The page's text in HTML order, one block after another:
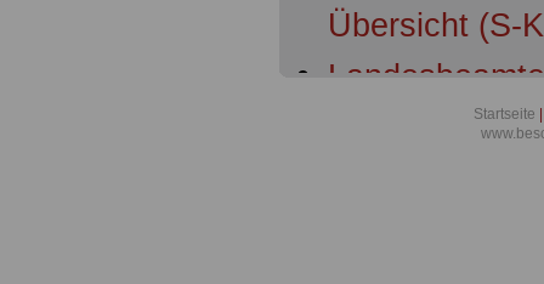
Übersicht (S-
Startseite